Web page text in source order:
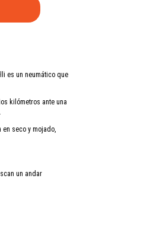
es un neumático que
kilómetros ante una
seco y mojado,
un andar